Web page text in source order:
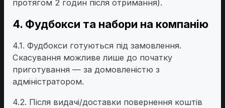
протягом 2 годин після отримання).
4. Фудбокси та набори на компанію
4.1. Фудбокси готуються під замовлення.
Скасування можливе лише до початку
приготування — за домовленістю з
адміністратором.
4.2. Після видачі/доставки повернення коштів